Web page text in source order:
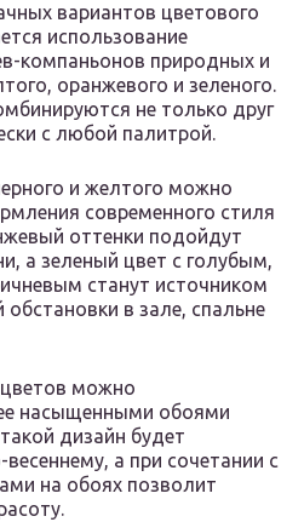
вариантов цветового
использование
компаньонов природных и
оранжевого и зеленого.
не только друг
с любой палитрой.
и желтого можно
современного стиля
оттенки подойдут
а зеленый цвет с голубым,
станут источником
в зале, спальне
можно
насыщенными обоями
дизайн будет
а при сочетании с
на обоях позволит